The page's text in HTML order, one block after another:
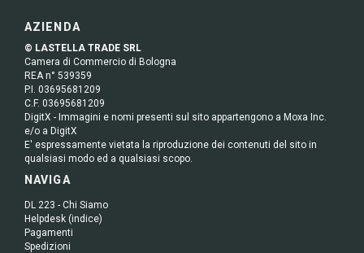
AZIENDA
© LASTELLA TRADE SRL
Camera di Commercio di Bologna
REA n° 539359
P.I. 03695681209
C.F. 03695681209
DigitX - Immagini e nomi presenti sul sito appartengono a Moxa Inc.
e/o a DigitX
E' espressamente vietata la riproduzione dei contenuti del sito in
qualsiasi modo ed a qualsiasi scopo.
NAVIGA
DL 223 - Chi Siamo
Helpdesk (indice)
Pagamenti
Spedizioni